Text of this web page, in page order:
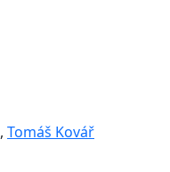
, Tomáš Kovář